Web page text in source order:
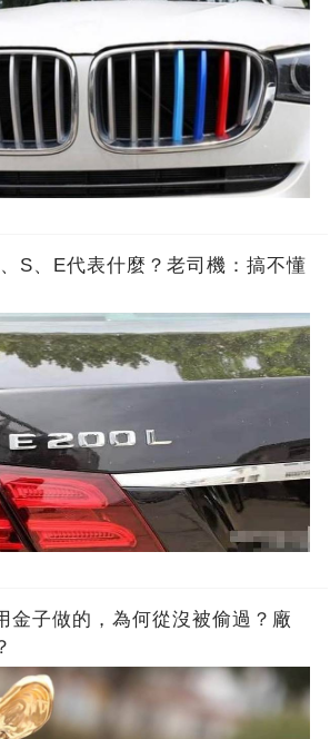
S、E代表什麼？老司機：搞不懂
金子做的，為何從沒被偷過？廠